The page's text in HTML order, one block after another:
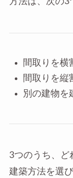
間取りを横
間取りを縦
別の建物を
3つのうち、ど
建築方法を選